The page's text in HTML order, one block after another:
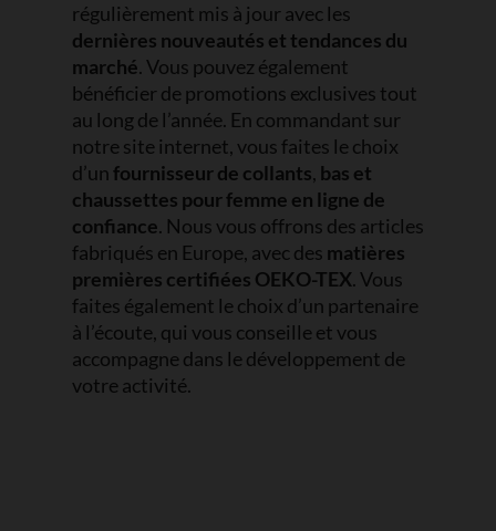
régulièrement mis à jour avec les
dernières nouveautés et tendances du
marché. Vous pouvez également
bénéficier de promotions exclusives tout
au long de l’année. En commandant sur
notre site internet, vous faites le choix
d’unfournisseur de collants, bas et
chaussettes pour femme en ligne de
confiance. Nous vous offrons des articles
fabriqués en Europe, avec des matières
premières certifiées OEKO-TEX. Vous
faites également le choix d’un partenaire
à l’écoute, qui vous conseille et vous
accompagne dans le développement de
votre activité.